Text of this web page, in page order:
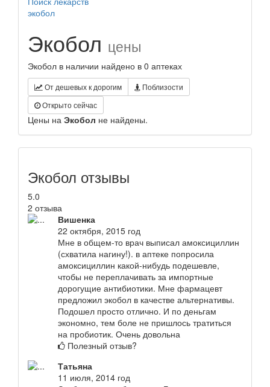
экобол
Экобол цены
Экобол в наличии найдено в 0 аптеках
От дешевых к дорогим
Поблизости
Открыто сейчас
Цены на Экобол не найдены.
Экобол отзывы
5.0
2 отзыва
Вишенка
22 октября, 2015 год
Мне в общем-то врач выписал амоксициллин
(схватила нагину!). в аптеке попросила
амоксициллин какой-нибудь подешевле,
чтобы не переплачивать за импортные
дорогущие антибиотики. Мне фармацевт
предложил экобол в качестве альтернативы.
Подошел просто отлично. И по деньгам
экономно, тем боле не пришлось тратиться
на пробиотик. Очень довольна
Полезный отзыв?
Татьяна
11 июля, 2014 год